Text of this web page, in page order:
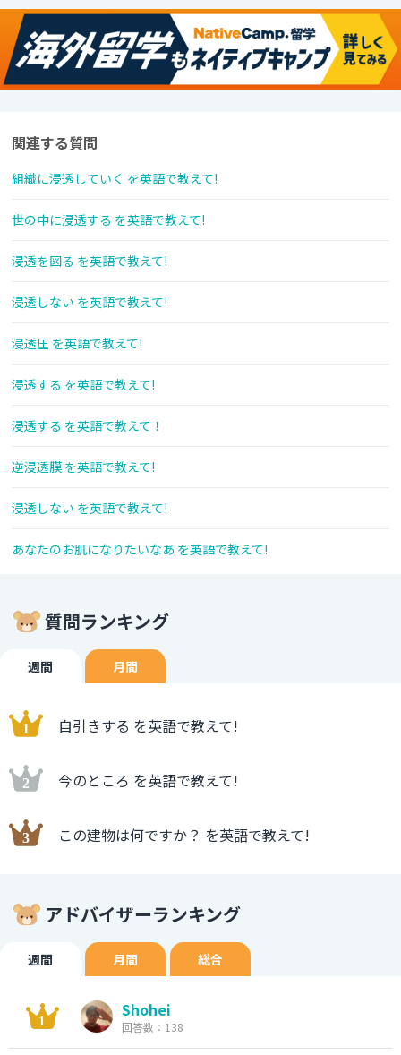
関連する質問
組織に浸透していく を英語で教えて!
世の中に浸透する を英語で教えて!
浸透を図る を英語で教えて!
浸透しない を英語で教えて!
浸透圧 を英語で教えて!
浸透する を英語で教えて!
浸透する を英語で教えて！
逆浸透膜 を英語で教えて!
浸透しない を英語で教えて!
あなたのお肌になりたいなあ を英語で教えて!
質問ランキング
週間 月間
自引きする を英語で教えて!
今のところ を英語で教えて!
この建物は何ですか？ を英語で教えて!
アドバイザーランキング
週間 月間 総合
Shohei
回答数：138